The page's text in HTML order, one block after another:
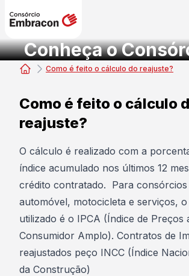
Conheça o
Como é feito o cálculo do reajuste?
Como é feito o cálculo
reajuste?
O cálculo é realizado com a
índice acumulado nos últimos 12
crédito contratado. Para consórcios
automóvel, motocicleta e serviços, o
utilizado é o IPCA (Índice de Preços
Consumidor Amplo). Contratos de
reajustados peço INCC (Índice
da Construção)